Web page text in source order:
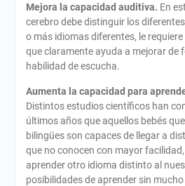
Mejora la capacidad auditiva. En
cerebro debe distinguir los
o más idiomas diferentes, le
que claramente ayuda a mejorar de
habilidad de escucha.
Aumenta la capacidad para
Distintos estudios científicos han
últimos años que aquellos bebés
bilingües son capaces de llegar a
que no conocen con mayor facilidad,
aprender otro idioma distinto al
posibilidades de aprender sin